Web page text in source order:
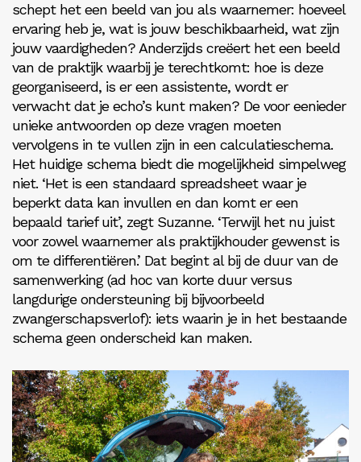
schept het een beeld van jou als waarnemer: hoeveel
ervaring heb je, wat is jouw beschikbaarheid, wat zijn
jouw vaardigheden? Anderzijds creëert het een beeld
van de praktijk waarbij je terechtkomt: hoe is deze
georganiseerd, is er een assistente, wordt er
verwacht dat je echo’s kunt maken? De voor eenieder
unieke antwoorden op deze vragen moeten
vervolgens in te vullen zijn in een calculatieschema.
Het huidige schema biedt die mogelijkheid simpelweg
niet. ‘Het is een standaard spreadsheet waar je
beperkt data kan invullen en dan komt er een
bepaald tarief uit’, zegt Suzanne. ‘Terwijl het nu juist
voor zowel waarnemer als praktijkhouder gewenst is
om te differentiëren.’ Dat begint al bij de duur van de
samenwerking (ad hoc van korte duur versus
langdurige ondersteuning bij bijvoorbeeld
zwangerschapsverlof): iets waarin je in het bestaande
schema geen onderscheid kan maken.